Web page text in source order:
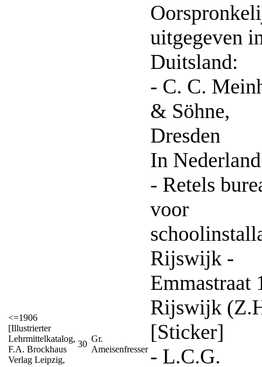
<=1906
[Illustrierter
Lehrmittelkatalog,
F.A. Brockhaus
Verlag Leipzig,
30
Gr.
Ameisenfresser
uitgegeven
Duitsland:
- C. C.
& Söhne,
Dresden
In
- Retels
voor
Rijswijk -
Emmastraat
Rijswijk
[Sticker]
- L.C.G.